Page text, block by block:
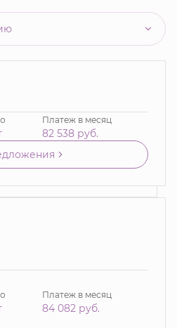
Платеж в месяц
82 538 руб.
Платеж в месяц
84 082 руб.